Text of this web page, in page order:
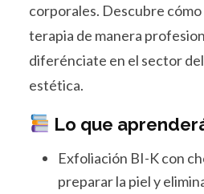
corporales. Descubre
terapia de manera
diferénciate en el sector
estética.
Lo que
Exfoliación BI-K con
preparar la piel y